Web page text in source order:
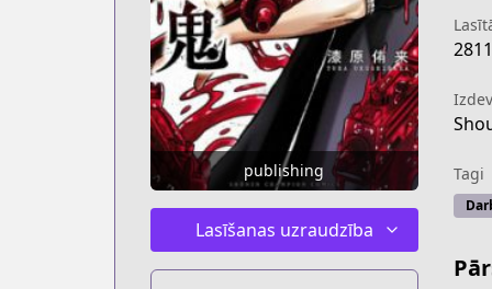
publishing
Lasīšanas uzraudzība
Tagi